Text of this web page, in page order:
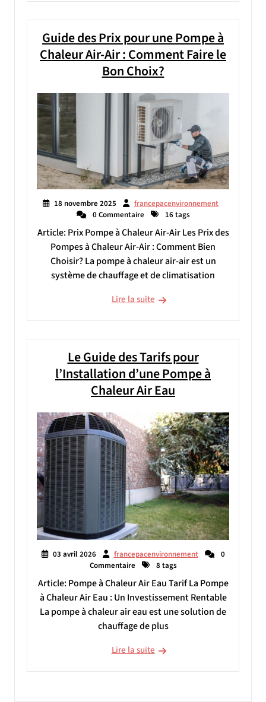
Guide des Prix pour une Pompe à
Chaleur Air-Air : Comment Faire le
Bon Choix?
18 novembre 2025
francepacenvironnement
0 Commentaire
16 tags
Article: Prix Pompe à Chaleur Air-Air Les Prix des
Pompes à Chaleur Air-Air : Comment Bien
Choisir? La pompe à chaleur air-air est un
système de chauffage et de climatisation
Lire la suite
Le Guide des Tarifs pour
l’Installation d’une Pompe à
Chaleur Air Eau
03 avril 2026 francepacenvironnement
0
Commentaire
8 tags
Article: Pompe à Chaleur Air Eau Tarif La Pompe
à Chaleur Air Eau : Un Investissement Rentable
La pompe à chaleur air eau est une solution de
chauffage de plus
Lire la suite